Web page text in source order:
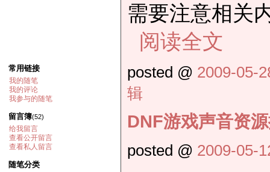
常用链接
我的随笔
我的评论
我参与的随笔
留言簿(52)
给我留言
查看公开留言
查看私人留言
随笔分类
需要注意相关
阅读全文
posted @ 2009-05-
辑
DNF游戏声音资
posted @ 2009-05-